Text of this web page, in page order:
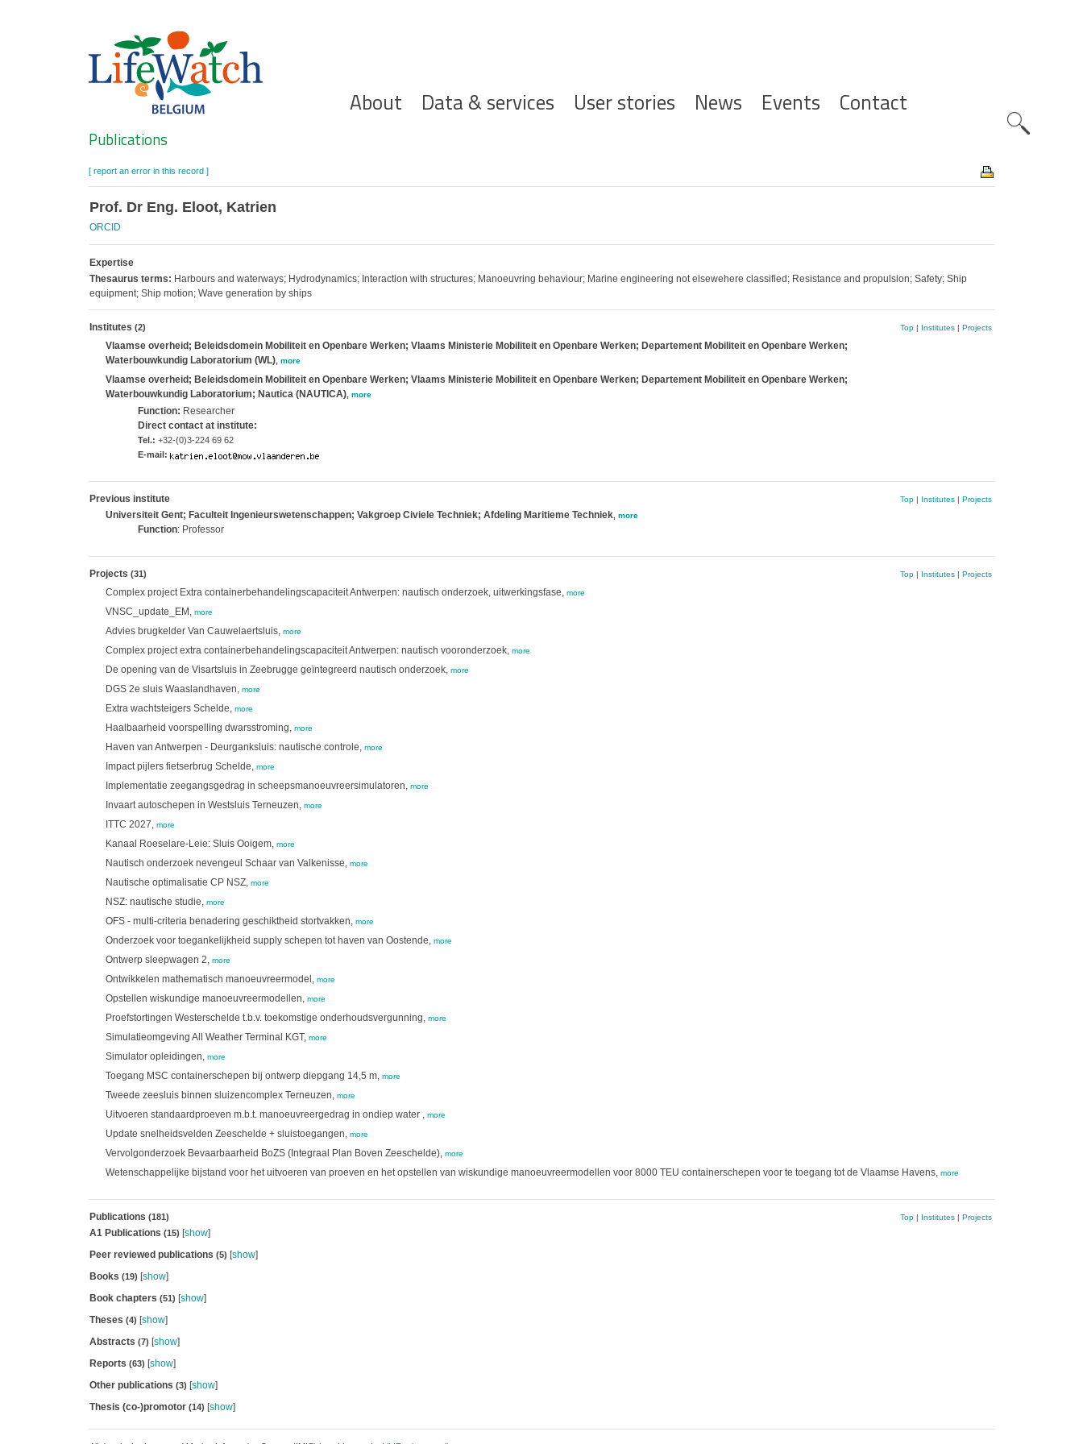
Hoofdnavigatie
About Data & services User stories News Events Contact
Search
Publications
[ report an error in this record ]
Prof. Dr Eng. Eloot, Katrien
ORCID
Expertise
Thesaurus terms: Harbours and waterways; Hydrodynamics; Interaction with structures; Manoeuvring behaviour; Marine engineering not elsewehere classified; Resistance and propulsion; Safety; Ship
equipment; Ship motion; Wave generation by ships
Institutes (2) Top| Institutes| Projects
Vlaamse overheid; Beleidsdomein Mobiliteit en Openbare Werken; Vlaams Ministerie Mobiliteit en Openbare Werken; Departement Mobiliteit en Openbare Werken;
Waterbouwkundig Laboratorium (WL), more
Vlaamse overheid; Beleidsdomein Mobiliteit en Openbare Werken; Vlaams Ministerie Mobiliteit en Openbare Werken; Departement Mobiliteit en Openbare Werken;
Waterbouwkundig Laboratorium; Nautica (NAUTICA), more
Function: Researcher
Direct contact at institute:
Tel.: +32-(0)3-224 69 62
E-mail:
Previous institute Top| Institutes| Projects
Universiteit Gent; Faculteit Ingenieurswetenschappen; Vakgroep Civiele Techniek; Afdeling Maritieme Techniek, more
Function: Professor
Projects (31) Top| Institutes| Projects
Complex project Extra containerbehandelingscapaciteit Antwerpen: nautisch onderzoek, uitwerkingsfase, more
VNSC_update_EM, more
Advies brugkelder Van Cauwelaertsluis, more
Complex project extra containerbehandelingscapaciteit Antwerpen: nautisch vooronderzoek, more
De opening van de Visartsluis in Zeebrugge geïntegreerd nautisch onderzoek, more
DGS 2e sluis Waaslandhaven, more
Extra wachtsteigers Schelde, more
Haalbaarheid voorspelling dwarsstroming, more
Haven van Antwerpen - Deurganksluis: nautische controle, more
Impact pijlers fietserbrug Schelde, more
Implementatie zeegangsgedrag in scheepsmanoeuvreersimulatoren, more
Invaart autoschepen in Westsluis Terneuzen, more
ITTC 2027, more
Kanaal Roeselare-Leie: Sluis Ooigem, more
Nautisch onderzoek nevengeul Schaar van Valkenisse, more
Nautische optimalisatie CP NSZ, more
NSZ: nautische studie, more
OFS - multi-criteria benadering geschiktheid stortvakken, more
Onderzoek voor toegankelijkheid supply schepen tot haven van Oostende, more
Ontwerp sleepwagen 2, more
Ontwikkelen mathematisch manoeuvreermodel, more
Opstellen wiskundige manoeuvreermodellen, more
Proefstortingen Westerschelde t.b.v. toekomstige onderhoudsvergunning, more
Simulatieomgeving All Weather Terminal KGT, more
Simulator opleidingen, more
Toegang MSC containerschepen bij ontwerp diepgang 14,5 m, more
Tweede zeesluis binnen sluizencomplex Terneuzen, more
Uitvoeren standaardproeven m.b.t. manoeuvreergedrag in ondiep water , more
Update snelheidsvelden Zeeschelde + sluistoegangen, more
Vervolgonderzoek Bevaarbaarheid BoZS (Integraal Plan Boven Zeeschelde), more
Wetenschappelijke bijstand voor het uitvoeren van proeven en het opstellen van wiskundige manoeuvreermodellen voor 8000 TEU containerschepen voor te toegang tot de Vlaamse Havens, more
Publications (181) Top| Institutes| Projects
A1 Publications (15) [show]
Peer reviewed publications (5) [show]
Books (19) [show]
Book chapters (51) [show]
Theses (4) [show]
Abstracts (7) [show]
Reports (63) [show]
Other publications (3) [show]
Thesis (co-)promotor (14) [show]